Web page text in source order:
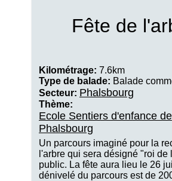
Fête de
Kilométrage: 7.6km
Type de balade: Balade
Secteur: Phalsbourg
Thème:
Ecole Sentiers d'enfance de
Phalsbourg
Un parcours imaginé pour la
l'arbre qui sera désigné "roi de
public. La fête aura lieu le 26
dénivelé du parcours est de